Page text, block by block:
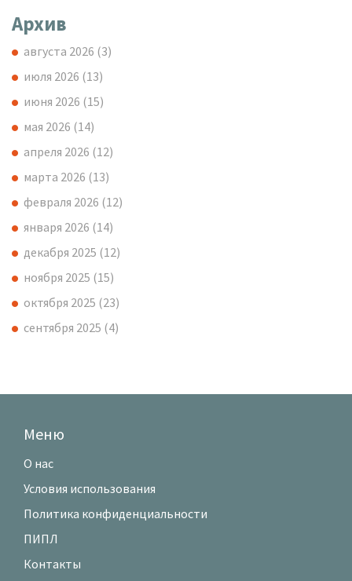
Архив
августа 2026 (3)
июля 2026 (13)
июня 2026 (15)
мая 2026 (14)
апреля 2026 (12)
марта 2026 (13)
февраля 2026 (12)
января 2026 (14)
декабря 2025 (12)
ноября 2025 (15)
октября 2025 (23)
сентября 2025 (4)
Меню
О нас
Условия использования
Политика конфиденциальности
ПИПЛ
Контакты